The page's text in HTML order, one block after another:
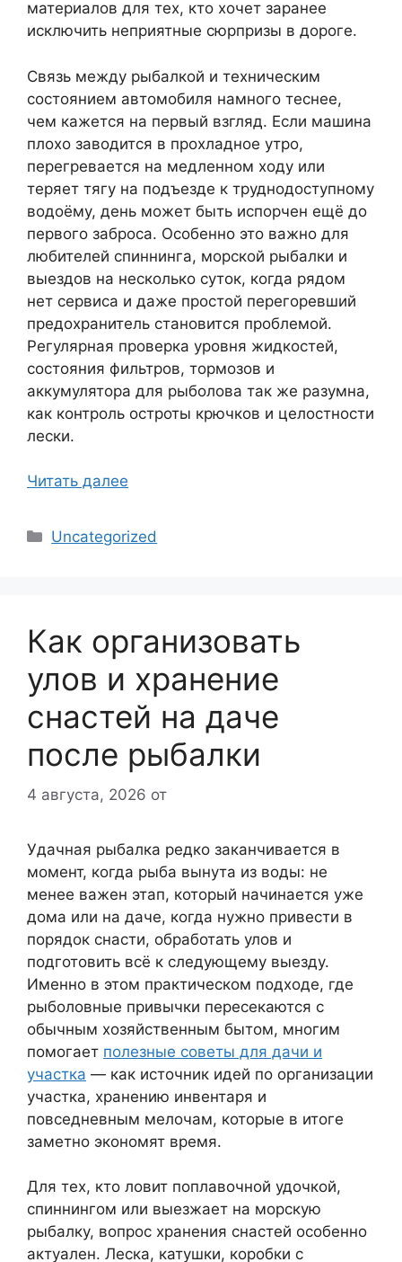
материалов для тех, кто хочет заранее
исключить неприятные сюрпризы в дороге.
Связь между рыбалкой и техническим
состоянием автомобиля намного теснее,
чем кажется на первый взгляд. Если машина
плохо заводится в прохладное утро,
перегревается на медленном ходу или
теряет тягу на подъезде к труднодоступному
водоёму, день может быть испорчен ещё до
первого заброса. Особенно это важно для
любителей спиннинга, морской рыбалки и
выездов на несколько суток, когда рядом
нет сервиса и даже простой перегоревший
предохранитель становится проблемой.
Регулярная проверка уровня жидкостей,
состояния фильтров, тормозов и
аккумулятора для рыболова так же разумна,
как контроль остроты крючков и целостности
лески.
Читать далее
Рубрики
Uncategorized
Как организовать
улов и хранение
снастей на даче
после рыбалки
4 августа, 2026 от
Удачная рыбалка редко заканчивается в
момент, когда рыба вынута из воды: не
менее важен этап, который начинается уже
дома или на даче, когда нужно привести в
порядок снасти, обработать улов и
подготовить всё к следующему выезду.
Именно в этом практическом подходе, где
рыболовные привычки пересекаются с
обычным хозяйственным бытом, многим
помогает полезные советы для дачи и
участка — как источник идей по организации
участка, хранению инвентаря и
повседневным мелочам, которые в итоге
заметно экономят время.
Для тех, кто ловит поплавочной удочкой,
спиннингом или выезжает на морскую
рыбалку, вопрос хранения снастей особенно
актуален. Леска, катушки, коробки с